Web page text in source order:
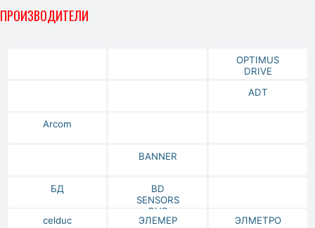
ПРОИЗВОДИТЕЛИ
OPTIMUS
DRIVE
ADT
Arcom
BANNER
БД
BD
SENSORS
RUS
celduc
ЭЛЕМЕР ЭЛМЕТРО